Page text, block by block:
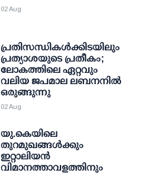
02 Aug
പ്രതിസന്ധികൾക്കിടയിലും
പ്രത്യാശയുടെ പ്രതീകം;
ലോകത്തിലെ ഏറ്റവും
വലിയ ജപമാല ലബനനിൽ
ഒരുങ്ങുന്നു
02 Aug
യു.കെയിലെ
തുറമുഖങ്ങള്‍ക്കും
ഇറ്റാലിയന്‍
വിമാനത്താവളത്തിനും